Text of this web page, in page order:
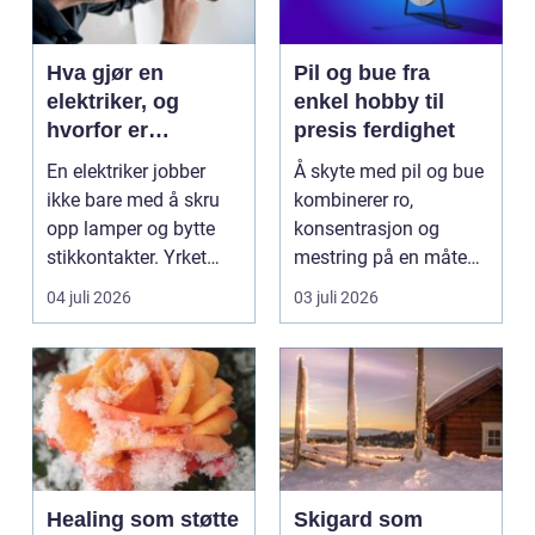
Hva gjør en
elektriker, og
hvorfor er
fagkunnskap så
viktig?
En elektriker jobber
ikke bare med å skru
opp lamper og bytte
stikkontakter. Yrket
handler om sikker...
04 juli 2026
Pil og bue fra
enkel hobby til
presis ferdighet
Å skyte med pil og bue
kombinerer ro,
konsentrasjon og
mestring på en måte
få andre aktiviteter
gjør...
03 juli 2026
Healing som støtte
Skigard som